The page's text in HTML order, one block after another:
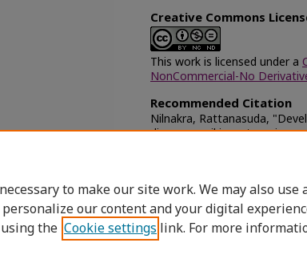
Creative Commons
This work is licensed under a
NonCommercial-No
Recommended Citation
Nilnakra, Rattanasuda,
diazepam oil in water
to make our site work. We may also use
our content and your digital
the Cookie settings link. For more